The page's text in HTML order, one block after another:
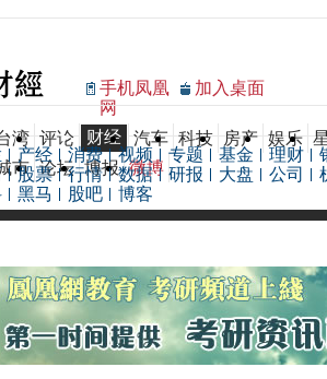
手机凤凰
网
加入桌面
湾 评论 财经 汽车 科技 房产 娱乐
市 论坛 博报 微博
产经 消费 视频 专题 基金 理财
股票 行情 数据 研报 大盘 公司
黑马 股吧 博客